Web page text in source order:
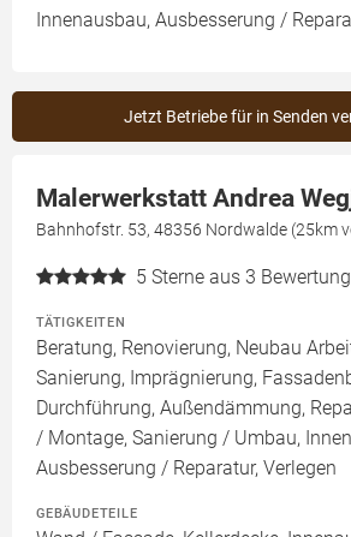
Innenausbau, Ausbesserung /
Jetzt Betriebe für in Senden
Malerwerkstatt Andrea
Bahnhofstr. 53, 48356 Nordwalde (25km
5 Sterne aus 3
TÄTIGKEITEN
Beratung, Renovierung, Neubau
Sanierung, Imprägnierung,
Durchführung, Außendämmung,
/ Montage, Sanierung / Umbau,
Ausbesserung / Reparatur, Verlegen
GEBÄUDETEILE